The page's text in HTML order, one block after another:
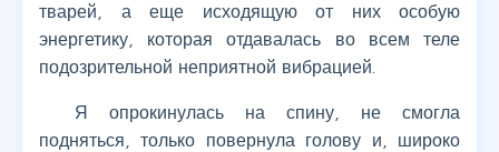
тварей, а еще исходящую от них особую
энергетику, которая отдавалась во всем теле
подозрительной неприятной вибрацией.
Я опрокинулась на спину, не смогла
подняться, только повернула голову и, широко